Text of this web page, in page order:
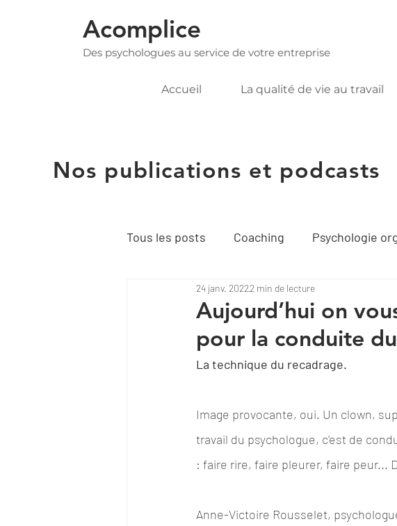
Acomplice
Des psychologues au service de votre entreprise
Accueil La qualité de vie au travail
Nos publications et podcasts
Tous les posts Coaching Psychologie
Soutien psychologique collectif
Aujourd’hui on
pour la conduite
24 janv. 20222 min de lecture
La technique du recadrage.
Image provocante, oui. Un clown,
travail du psychologue, c'est de
: faire rire, faire pleurer, faire peur...
Anne-Victoire Rousselet,